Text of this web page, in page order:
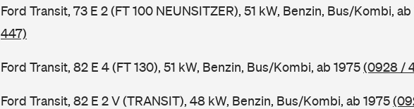
Ford Transit, 73 E 2 (FT 100 NEUNSITZER), 51 kW, Benzin, Bus/Kombi, ab
447)
Ford Transit, 82 E 4 (FT 130), 51 kW, Benzin, Bus/Kombi, ab 1975(0928 /
Ford Transit, 82 E 2 V (TRANSIT), 48 kW, Benzin, Bus/Kombi, ab 1975